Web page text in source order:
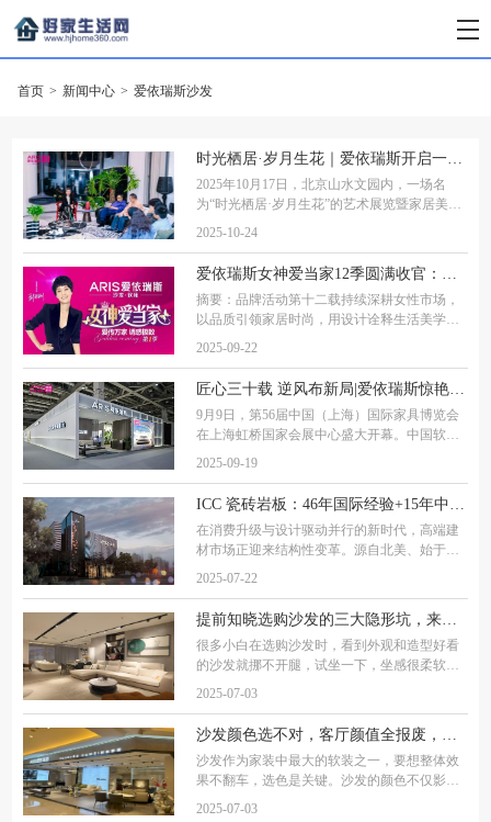
首页 > 新闻中心 > 爱依瑞斯沙发
2025年10月17日，北京山水文园内，一场名
为“时光栖居·岁月生花”的艺术展览暨家居美学
是一次家居、设计与艺术的跨界对话，更是爱
依瑞
2025-10-24
摘要：品牌活动第十二载持续深耕女性市场，
以品质引领家居时尚，用设计诠释生活美学，
第十二季"女神爱当家"全国活动圆满收官。本
次
2025-09-22
9月9日，第56届中国（上海）国际家具博览会
在上海虹桥国家会展中心盛大开幕。中国软体
家居盛宴，向业界展示了品牌30年匠心传承的
创新
2025-09-19
在消费升级与设计驱动并行的新时代，高端建
材市场正迎来结构性变革。源自北美、始于
的产品与设计，重新定义中国高端瓷砖市场、
高端岩
2025-07-22
很多小白在选购沙发时，看到外观和造型好看
的沙发就挪不开腿，试坐一下，坐感很柔软蓬
买回家使用一段时间之后，塌陷、掉皮等各种
2025-07-03
沙发作为家装中最大的软装之一，要想整体效
果不翻车，选色是关键。沙发的颜色不仅影响
2025-07-03